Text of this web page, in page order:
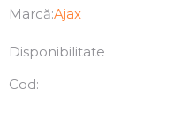
Marcă:Ajax
Disponibilitate
Cod: